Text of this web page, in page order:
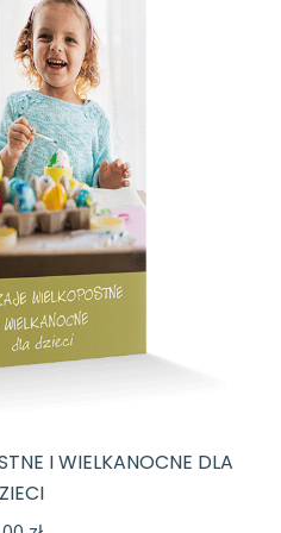
I WIELKANOCNE DLA